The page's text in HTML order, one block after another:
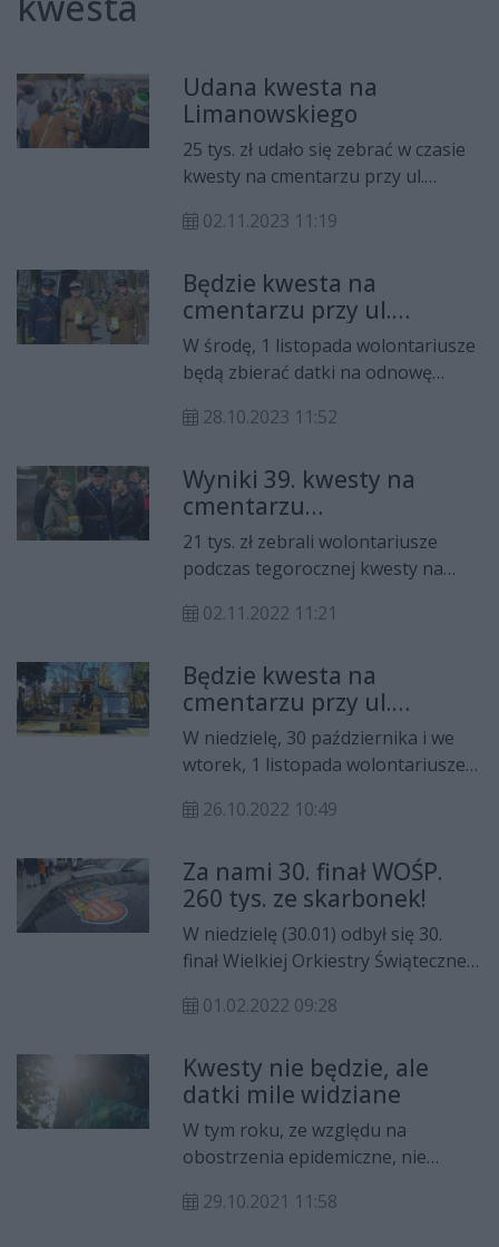
Udana kwesta na
Limanowskiego
25 tys. zł udało się zebrać w czasie
kwesty na cmentarzu przy ul.
przeznaczone na renowację
02.11.2023 11:19
Będzie kwesta na
cmentarzu przy ul.
Limanowskiego
W środę, 1 listopada wolontariusze
będą zbierać datki na odnowę
przy ul. Limanowskiego.
28.10.2023 11:52
Wyniki 39. kwesty na
cmentarzu
rzymskokatolickim w
Radomiu
21 tys. zł zebrali wolontariusze
podczas tegorocznej kwesty na
Limanowskiego.
02.11.2022 11:21
Będzie kwesta na
cmentarzu przy ul.
Limanowskiego
W niedzielę, 30 października i we
wtorek, 1 listopada wolontariusze
zabytkowych grobów na cmentarzu
26.10.2022 10:49
Za nami 30. finał WOŚP.
260 tys. ze skarbonek!
W niedzielę (30.01) odbył się 30.
finał Wielkiej Orkiestry Świątecznej
złotych z puszek, nadal jednak
e-skarbonek i licytacji
internetowych.
01.02.2022 09:28
Kwesty nie będzie, ale
datki mile widziane
W tym roku, ze względu na
obostrzenia epidemiczne, nie
cmentarzu zabytkowego. Społeczny
29.10.2021 11:58